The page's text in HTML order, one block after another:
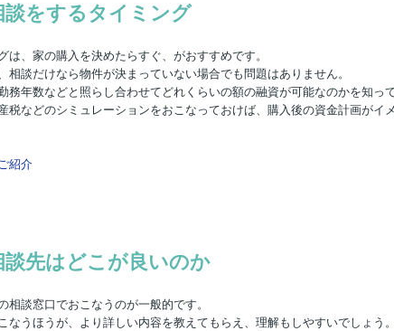
をするタイミング
、家の購入を決めたらすぐ、がおすすめです。
談だけなら物件が決まっていない場合でも問題はありません。
年数などと照らし合わせてどれくらいの額の融資が可能なのかを知っ
税などのシミュレーションをおこなっておけば、購入後の資金計画がイ
紹介
先はどこが良いのか
談窓口でおこなうのが一般的です。
うほうが、より詳しい内容を教えてもらえ、理解もしやすいでしょう